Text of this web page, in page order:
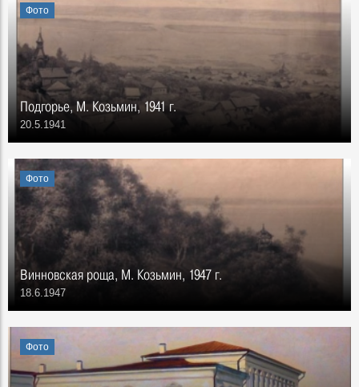
Фото
Подгорье, М. Козьмин, 1941 г.
20.5.1941
Фото
Винновская роща, М. Козьмин, 1947 г.
18.6.1947
Фото